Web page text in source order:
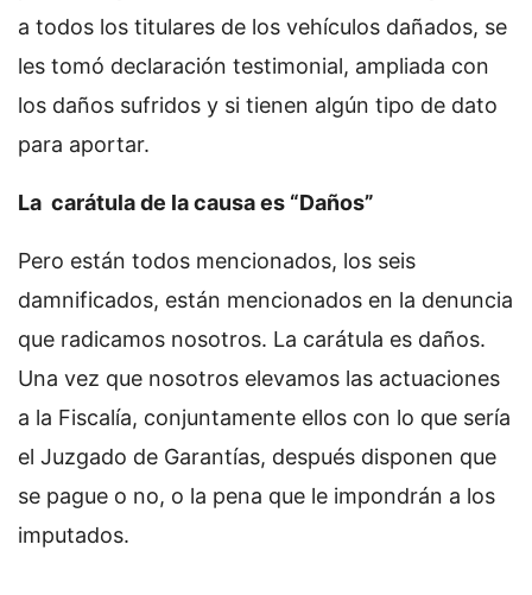
a todos los titulares de los vehículos dañados, se
les tomó declaración testimonial, ampliada con
los daños sufridos y si tienen algún tipo de dato
para aportar.
La carátula de la causa es “Daños”
Pero están todos mencionados, los seis
damnificados, están mencionados en la denuncia
que radicamos nosotros. La carátula es daños.
Una vez que nosotros elevamos las actuaciones
a la Fiscalía, conjuntamente ellos con lo que sería
el Juzgado de Garantías, después disponen que
se pague o no, o la pena que le impondrán a los
imputados.